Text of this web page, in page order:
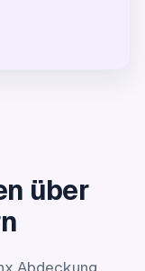
über
Abdeckung,